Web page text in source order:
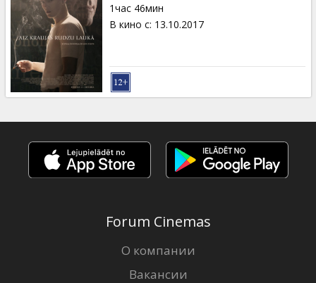
Кинозакуски
B2B
Клуб
1час 46мин
В кино с: 13.10.2017
Forum Cinemas
О компании
Вакансии